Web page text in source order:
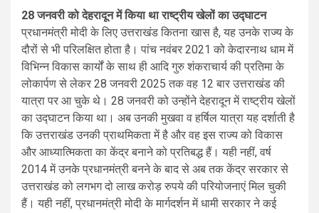
28 जनवरी को देहरादून में किया था राष्ट्रीय खेलों का उद्घाटन
प्रधानमंत्री मोदी के लिए उत्तराखंड कितना खास है, यह उनके राज्य के
दौरों से भी परिलक्षित होता है। पांच नवंबर 2021 को केदारनाथ धाम में
विभिन्न विकास कार्यों के साथ ही आदि गुरु शंकराचार्य की प्रतिमा के
लोकार्पण से लेकर 28 जनवरी 2025 तक वह 12 बार उत्तराखंड की
यात्रा पर आ चुके थे। 28 जनवरी को उन्होंने देहरादून में राष्ट्रीय खेलों
का उद्घाटन किया था। अब उनकी मुखवा व हर्षिल यात्रा यह दर्शाती है
कि उत्तराखंड उनकी प्राथमिकता में है और वह इस राज्य को विकास
और आध्यात्मिकता का केंद्र बनाने को प्रतिबद्ध हैं। यही नहीं, वर्ष
2014 में उनके प्रधानमंत्री बनने के बाद से अब तक केंद्र सरकार से
उत्तराखंड को लगभग दो लाख करोड़ रुपये की परियोजनाएं मिल चुकी
हैं। यही नहीं, प्रधानमंत्री मोदी के मार्गदर्शन में धामी सरकार ने कई